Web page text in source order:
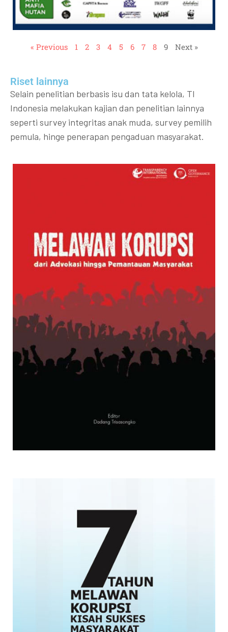
« Previous 1 2 3 4 5 6 7 8 9 Next »
Riset lainnya​​
Selain penelitian berbasis isu dan tata kelola, TI
Indonesia melakukan kajian dan penelitian lainnya
seperti survey integritas anak muda, survey pemilih
pemula, hinge penerapan pengaduan masyarakat.